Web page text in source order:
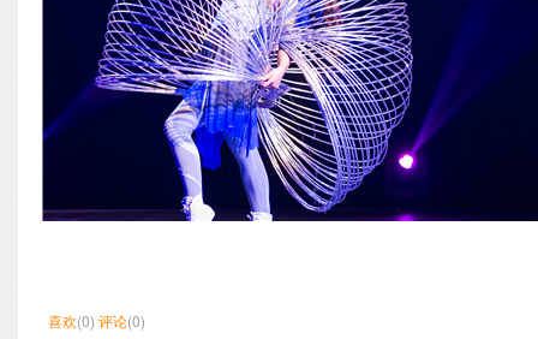
喜欢(0) 评论(0)